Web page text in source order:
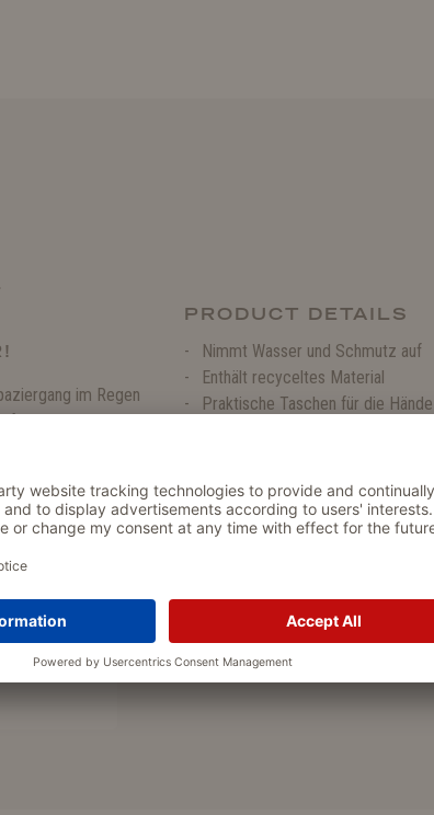
im Regen
für Haustiere ist in
für Menschen
für das Fell des
Eine
Hundes und die
PRODUCT DETAILS
Nimmt Wasser und Schmutz auf
Enthält recyceltes Material
Praktische Taschen für die